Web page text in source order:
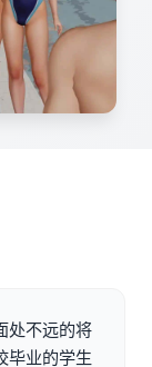
处不远的将
毕业的学生